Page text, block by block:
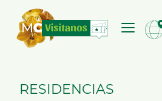
RESIDENCIAS